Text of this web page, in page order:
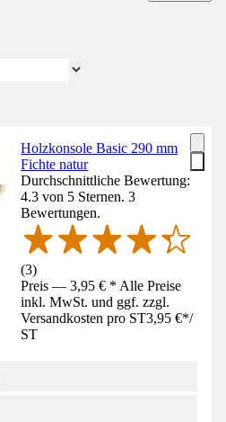
Holzkonsole Basic 290 mm
Fichte natur
Durchschnittliche Bewertung:
4.3 von 5 Sternen. 3
Bewertungen.
(3)
Preis — 3,95 € * Alle Preise
inkl. MwSt. und ggf. zzgl.
Versandkosten pro ST3,95 €*/
ST